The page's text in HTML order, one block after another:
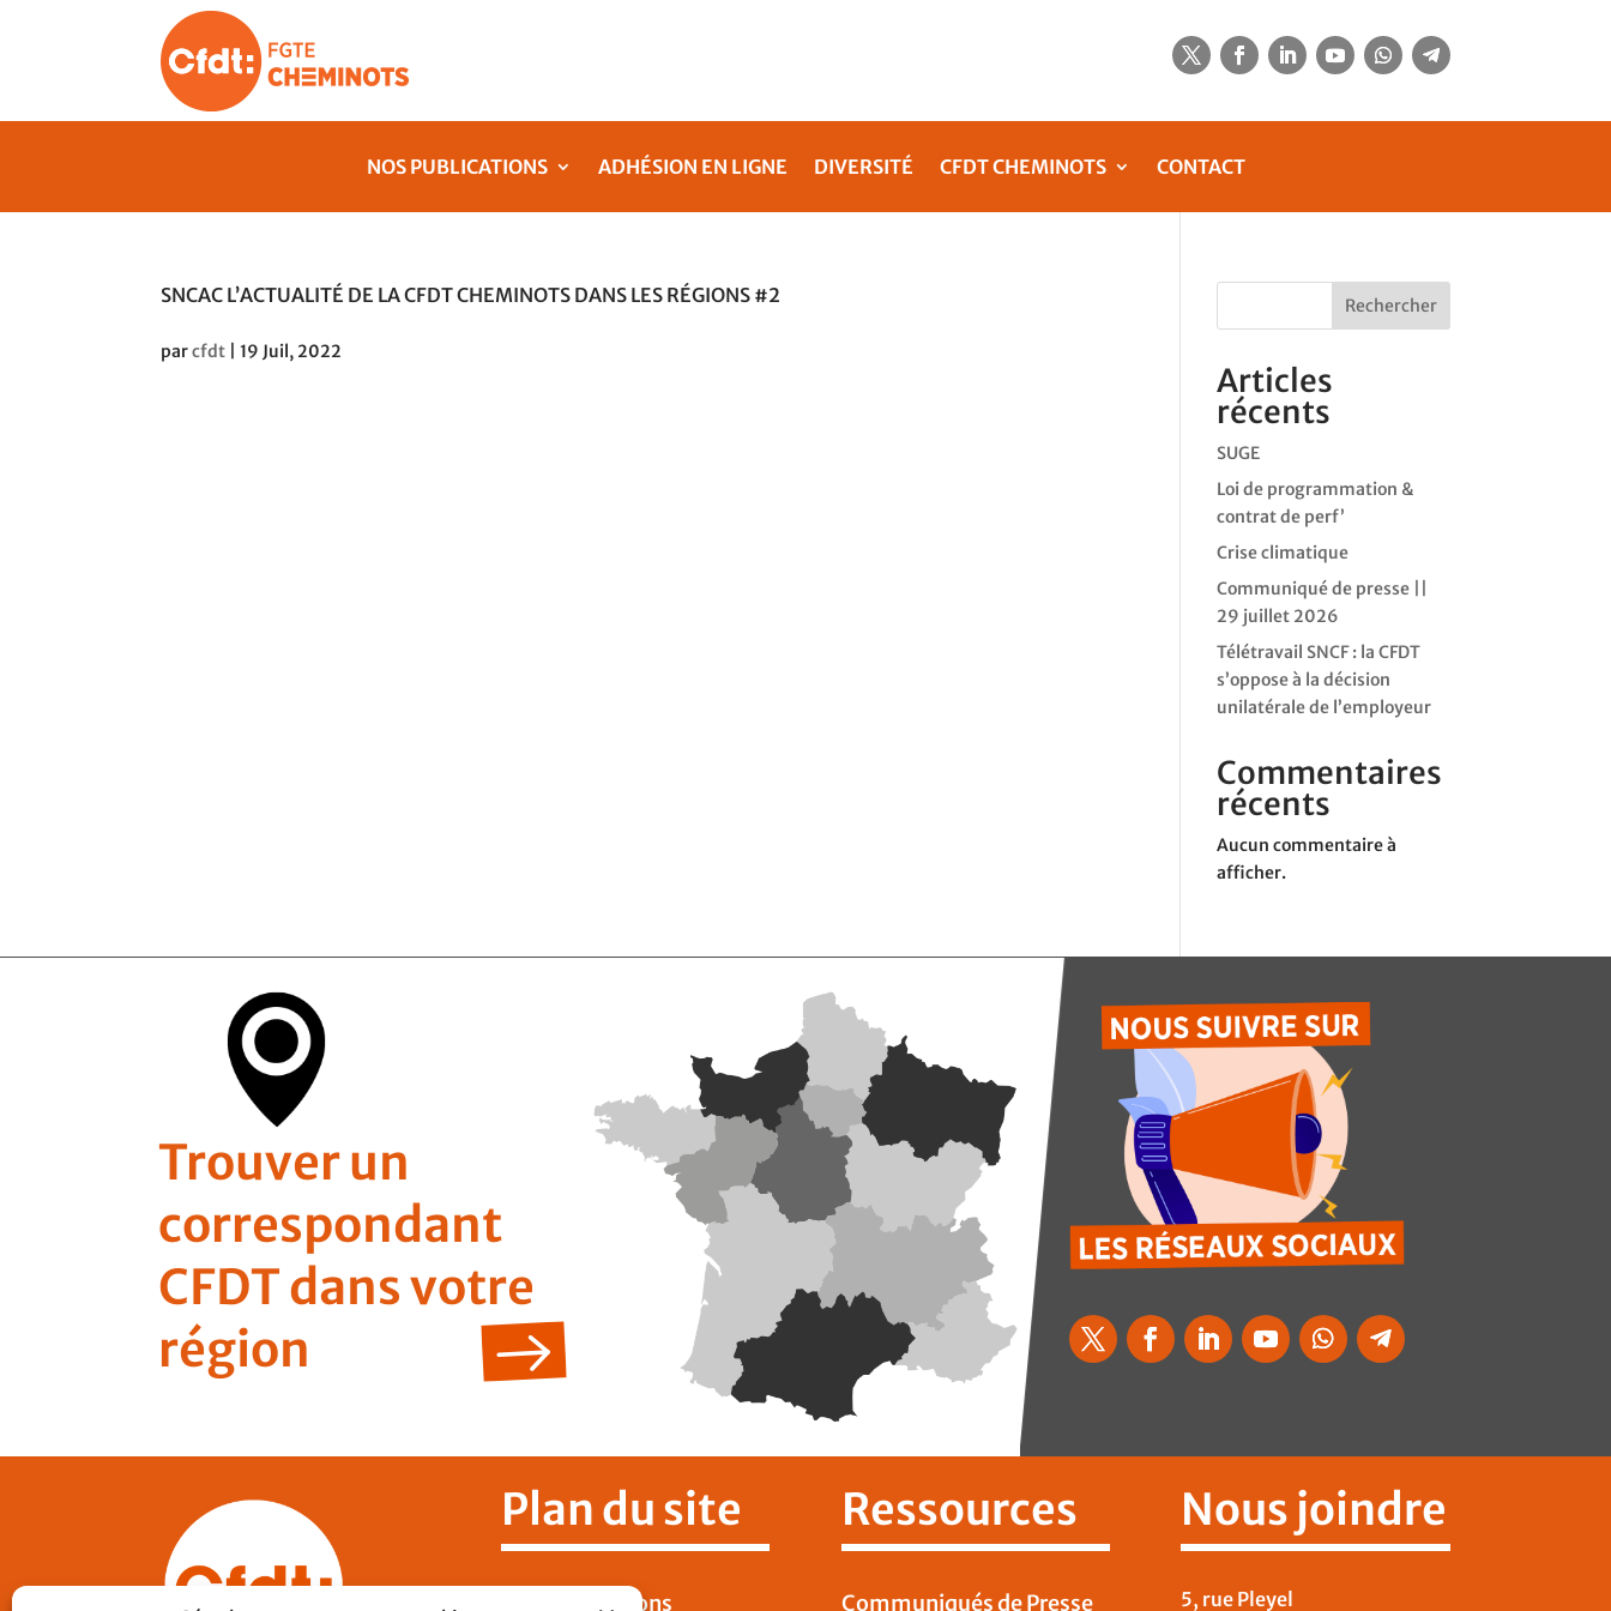
NOS PUBLICATIONS ADHÉSION EN LIGNE DIVERSITÉ CFDT CHEMINOTS CONTACT
SNCAC L’ACTUALITÉ DE LA CFDT CHEMINOTS DANS LES RÉGIONS #2
parcfdt |19 Juil, 2022
Rechercher
Articles
récents
SUGE
Loi de programmation &
contrat de perf’
Crise climatique
Communiqué de presse ||
29 juillet 2026
Télétravail SNCF : la CFDT
s’oppose à la décision
unilatérale de l’employeur
Commentaires
récents
Aucun commentaire à
afficher.
Trouver un
correspondant
CFDT dans votre
région
Plan du site
Nos Publications
Ressources
Communiqués de Presse
Nous joindre
5, rue Pleyel